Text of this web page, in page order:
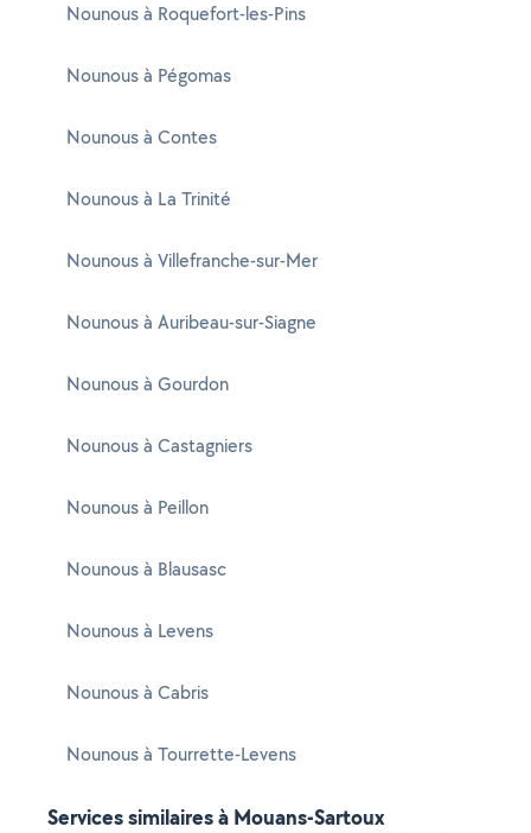
Nounous à Roquefort-les-Pins
Nounous à Pégomas
Nounous à Contes
Nounous à La Trinité
Nounous à Villefranche-sur-Mer
Nounous à Auribeau-sur-Siagne
Nounous à Gourdon
Nounous à Castagniers
Nounous à Peillon
Nounous à Blausasc
Nounous à Levens
Nounous à Cabris
Nounous à Tourrette-Levens
Services similaires à Mouans-Sartoux